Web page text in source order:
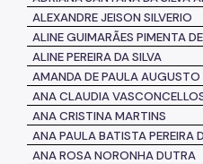
ALEXANDRE JEISON SILVERIO
ALINE GUIMARÃES PIMENTA
ALINE PEREIRA DA SILVA
AMANDA DE PAULA AUGUSTO
ANA CLAUDIA
ANA CRISTINA MARTINS
ANA PAULA BATISTA PEREIRA
ANA ROSA NORONHA DUTRA